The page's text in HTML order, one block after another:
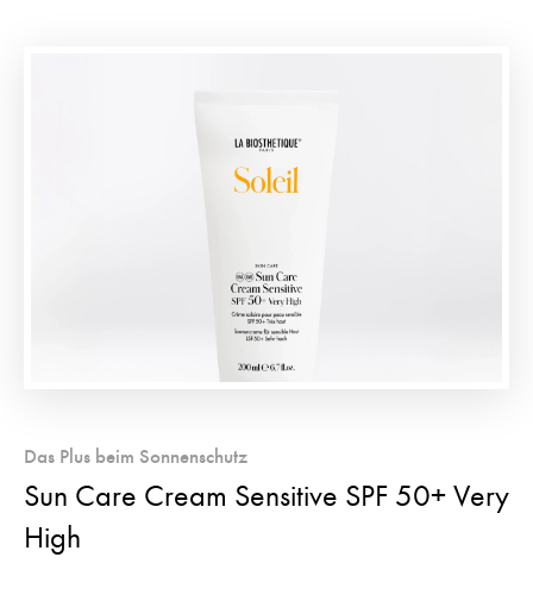
Das Plus beim Sonnenschutz
Sun Care Cream Sensitive SPF 50+ Very
High